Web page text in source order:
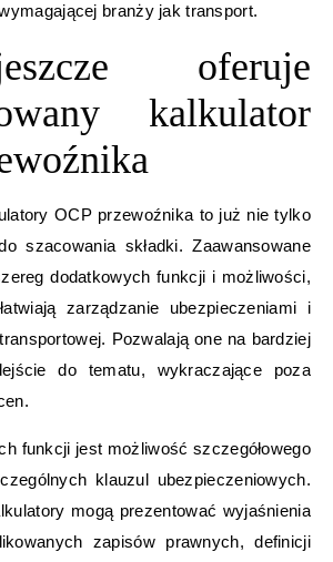
branży jak transport.
oferuje
kalkulator
OCP przewoźnika to już nie tylko
szacowania składki. Zaawansowane
dodatkowych funkcji i możliwości,
zarządzanie ubezpieczeniami i
Pozwalają one na bardziej
do tematu, wykraczające poza
funkcji jest możliwość szczegółowego
klauzul ubezpieczeniowych.
mogą prezentować wyjaśnienia
zapisów prawnych, definicji